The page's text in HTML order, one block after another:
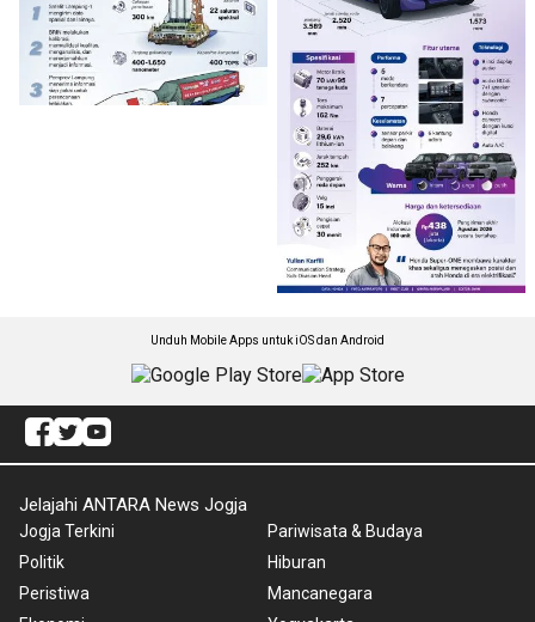
Unduh Mobile Apps untuk iOS dan Android
Jelajahi ANTARA News Jogja
Jogja Terkini
Politik
Peristiwa
Pariwisata & Budaya
Hiburan
Mancanegara